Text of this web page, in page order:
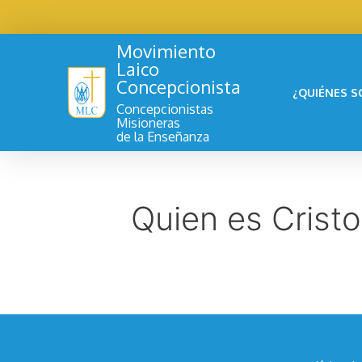
Movimiento
Laico
Concepcionista
Concepcionistas
Misioneras
de la Enseñanza
¿QUIÉNES
Quien es